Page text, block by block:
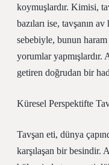
koymuşlardır. Kimisi,
bazıları ise, tavşanın
sebebiyle, bunun
yorumlar yapmışlardır.
getiren doğrudan bir
Küresel Perspektifte
Tavşan eti, dünya
karşılaşan bir besindir.